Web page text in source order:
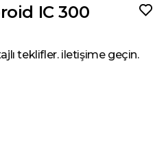
IC 300
teklifler. iletişime geçin.